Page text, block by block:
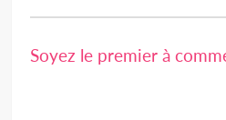
Soyez le premier à